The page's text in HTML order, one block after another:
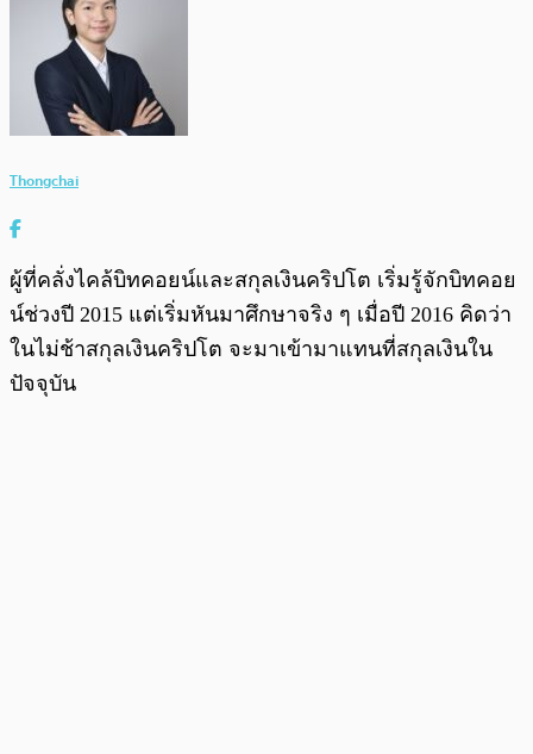
Thongchai
ผู้ที่คลั่งไคล้บิทคอยน์และสกุลเงินคริปโต เริ่มรู้จักบิทคอย
น์ช่วงปี 2015 แต่เริ่มหันมาศึกษาจริง ๆ เมื่อปี 2016 คิดว่า
ในไม่ช้าสกุลเงินคริปโต จะมาเข้ามาแทนที่สกุลเงินใน
ปัจจุบัน